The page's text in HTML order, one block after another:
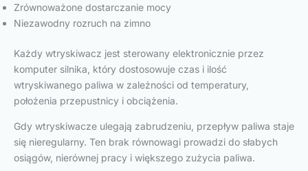
Zrównoważone dostarczanie mocy
Niezawodny rozruch na zimno
Każdy wtryskiwacz jest sterowany elektronicznie przez
komputer silnika, który dostosowuje czas i ilość
wtryskiwanego paliwa w zależności od temperatury,
położenia przepustnicy i obciążenia.
Gdy wtryskiwacze ulegają zabrudzeniu, przepływ paliwa staje
się nieregularny. Ten brak równowagi prowadzi do słabych
osiągów, nierównej pracy i większego zużycia paliwa.